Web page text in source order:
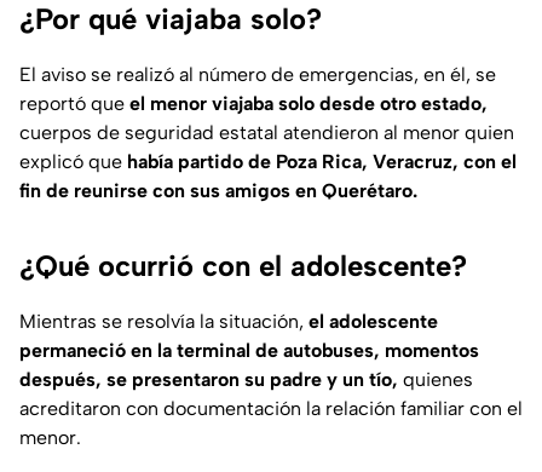
¿Por qué viajaba solo?
El aviso se realizó al número de emergencias, en él, se
reportó que el menor viajaba solo desde otro estado,
cuerpos de seguridad estatal atendieron al menor quien
explicó que había partido de Poza Rica, Veracruz, con el
fin de reunirse con sus amigos en Querétaro.
¿Qué ocurrió con el adolescente?
Mientras se resolvía la situación, el adolescente
permaneció en la terminal de autobuses, momentos
después, se presentaron su padre y un tío, quienes
acreditaron con documentación la relación familiar con el
menor.